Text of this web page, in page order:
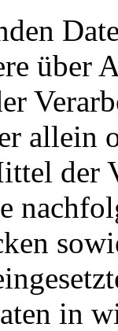
über
allein
der
in